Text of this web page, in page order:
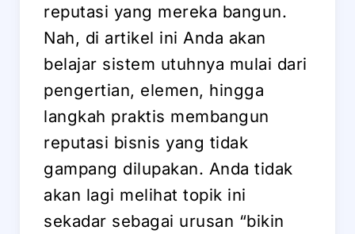
reputasi yang mereka bangun.
Nah, di artikel ini Anda akan
belajar sistem utuhnya mulai dari
pengertian, elemen, hingga
langkah praktis membangun
reputasi bisnis yang tidak
gampang dilupakan. Anda tidak
akan lagi melihat topik ini
sekadar sebagai urusan “bikin